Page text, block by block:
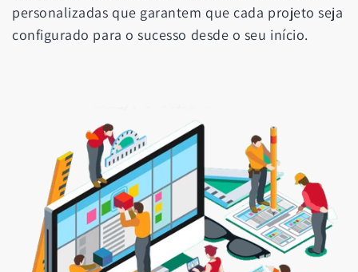
personalizadas que garantem que cada projeto seja
configurado para o sucesso desde o seu início.